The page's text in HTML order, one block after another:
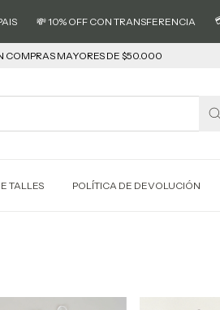
💸 10% OFF CON TRANSFERENCIA 💳 3
COMPRAS MAYORES DE $50.000
TALLES POLÍTICA DE DEVOLUCIÓN